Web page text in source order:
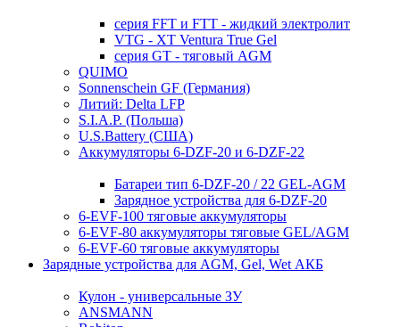
серия FFT и FTT - жидкий электролит
VTG - XT Ventura True Gel
серия GT - тяговый AGM
QUIMO
Sonnenschein GF (Германия)
Литий: Delta LFP
S.I.A.P. (Польша)
U.S.Battery (США)
Аккумуляторы 6-DZF-20 и 6-DZF-22
Батареи тип 6-DZF-20 / 22 GEL-AGM
Зарядное устройства для 6-DZF-20
6-EVF-100 тяговые аккумуляторы
6-EVF-80 аккумуляторы тяговые GEL/AGM
6-EVF-60 тяговые аккумуляторы
Зарядные устройства для AGM, Gel, Wet АКБ
Кулон - универсальные ЗУ
ANSMANN